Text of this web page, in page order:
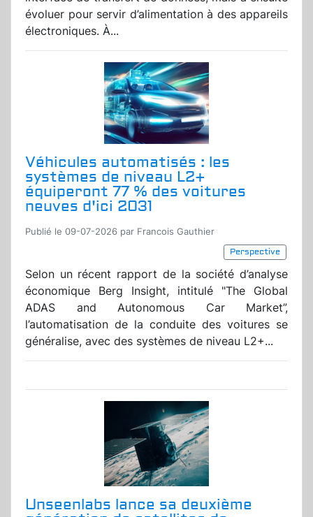
évoluer pour servir d’alimentation à des appareils
électroniques. À...
Véhicules automatisés : les
systèmes de niveau L2+
équiperont 77 % des voitures
neuves d'ici 2031
Publié le 09-07-2026 par Francois Gauthier
Perspective
Selon un récent rapport de la société d’analyse
économique Berg Insight, intitulé "The Global
ADAS and Autonomous Car Market”,
l’automatisation de la conduite des voitures se
généralise, avec des systèmes de niveau L2+...
Unseenlabs lance sa deuxième